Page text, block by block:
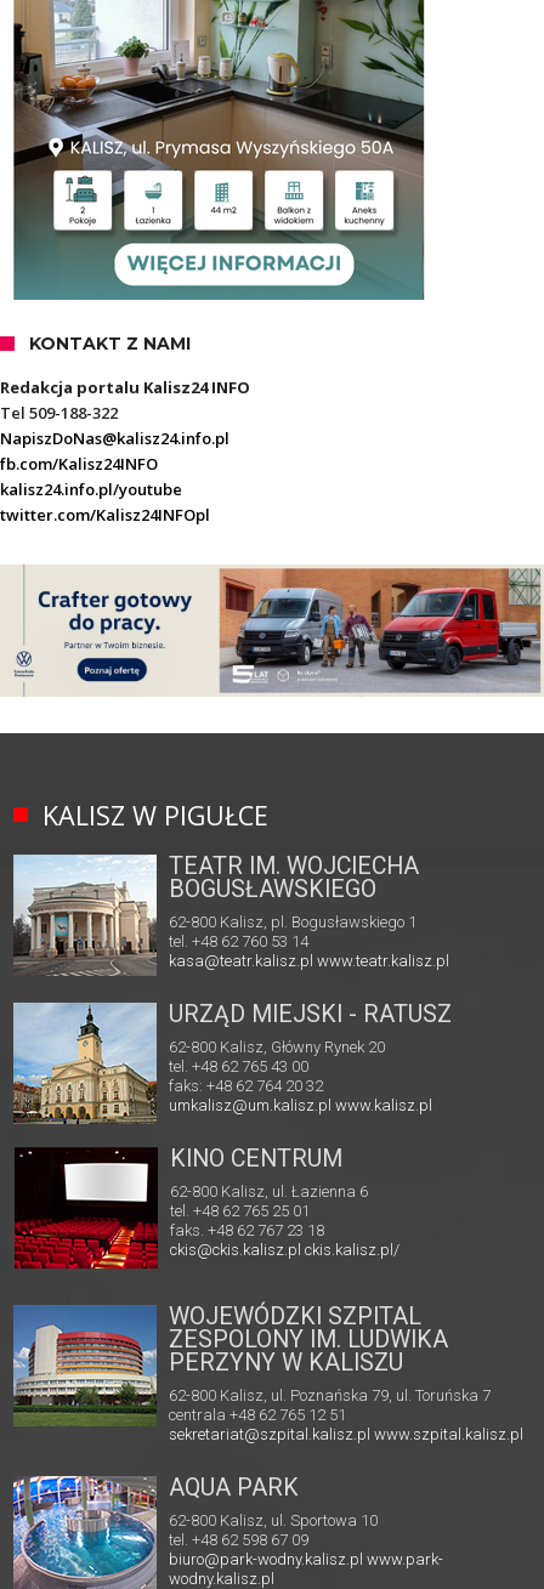
KONTAKT Z NAMI
Redakcja portalu Kalisz24 INFO
Tel 509-188-322
NapiszDoNas@kalisz24.info.pl
fb.com/Kalisz24INFO
kalisz24.info.pl/youtube
twitter.com/Kalisz24INFOpl
KALISZ W PIGUŁCE
TEATR IM. WOJCIECHA
BOGUSŁAWSKIEGO
62-800 Kalisz, pl. Bogusławskiego 1
tel. +48 62 760 53 14
kasa@teatr.kalisz.pl www.teatr.kalisz.pl
URZĄD MIEJSKI - RATUSZ
62-800 Kalisz, Główny Rynek 20
tel. +48 62 765 43 00
faks: +48 62 764 20 32
umkalisz@um.kalisz.plwww.kalisz.pl
KINO CENTRUM
62-800 Kalisz, ul. Łazienna 6
tel. +48 62 765 25 01
faks. +48 62 767 23 18
ckis@ckis.kalisz.pl ckis.kalisz.pl/
WOJEWÓDZKI SZPITAL
ZESPOLONY IM. LUDWIKA
PERZYNY W KALISZU
62-800 Kalisz, ul. Poznańska 79, ul. Toruńska 7
centrala +48 62 765 12 51
sekretariat@szpital.kalisz.pl www.szpital.kalisz.pl
AQUA PARK
62-800 Kalisz, ul. Sportowa 10
tel. +48 62 598 67 09
biuro@park-wodny.kalisz.pl www.park-
wodny.kalisz.pl